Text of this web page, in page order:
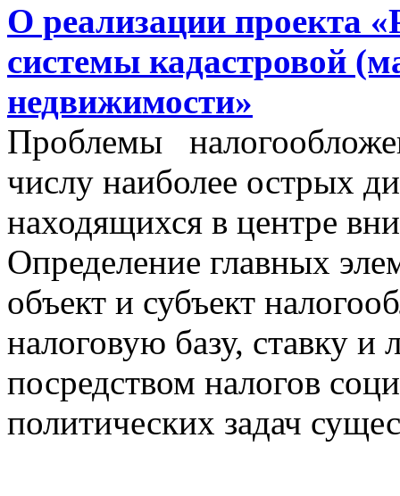
О реализации проекта
системы кадастровой
недвижимости»
Проблемы
числу наиболее острых
находящихся в центре
Определение главных
объект и субъект
налоговую базу, ставку и
посредством налогов
политических задач